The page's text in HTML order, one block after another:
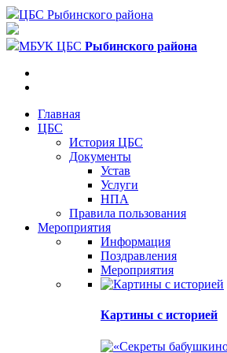
ЦБС Рыбинского района
МБУК ЦБС Рыбинского района
Главная
ЦБС
История ЦБС
Документы
Устав
Услуги
НПА
Правила пользования
Мероприятия
Информация
Поздравления
Мероприятия
Картины с историей